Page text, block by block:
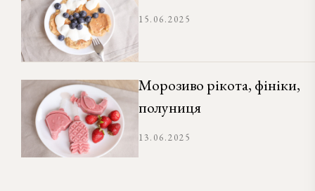
15.06.2025
Морозиво рікота, фініки,
полуниця
13.06.2025